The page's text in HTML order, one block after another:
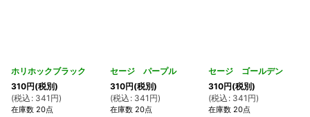
ホリホックブラック
310円(税別)
(税込 : 341 円)
在庫数 20点
セージ パープル
310円(税別)
(税込 : 341 円)
在庫数 20点
セージ ゴールデン
310円(税別)
(税込 : 341 円)
在庫数 20点